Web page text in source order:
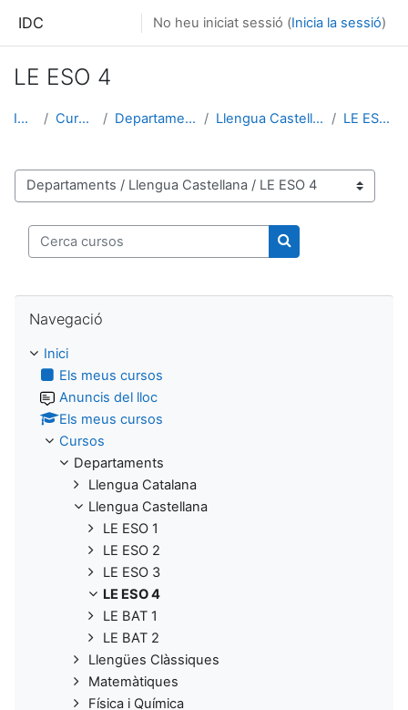
IDC No heu iniciat sessió (Inicia la sessió)
LE ESO 4
Inici Cursos Departaments Llengua Castellana LE ESO 4
Categories de cursos
Cerca cursos
Cerca cursos
Navegació
Inici
Els meus cursos
Anuncis del lloc
Els meus cursos
Cursos
Departaments
Llengua Catalana
Llengua Castellana
LE ESO 1
LE ESO 2
LE ESO 3
LE ESO 4
LE BAT 1
LE BAT 2
Llengües Clàssiques
Matemàtiques
Física i Química